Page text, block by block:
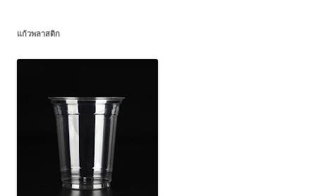
แก้วพลาสติก